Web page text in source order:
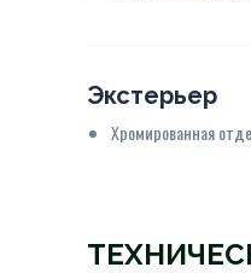
Экстерьер
Хромированная